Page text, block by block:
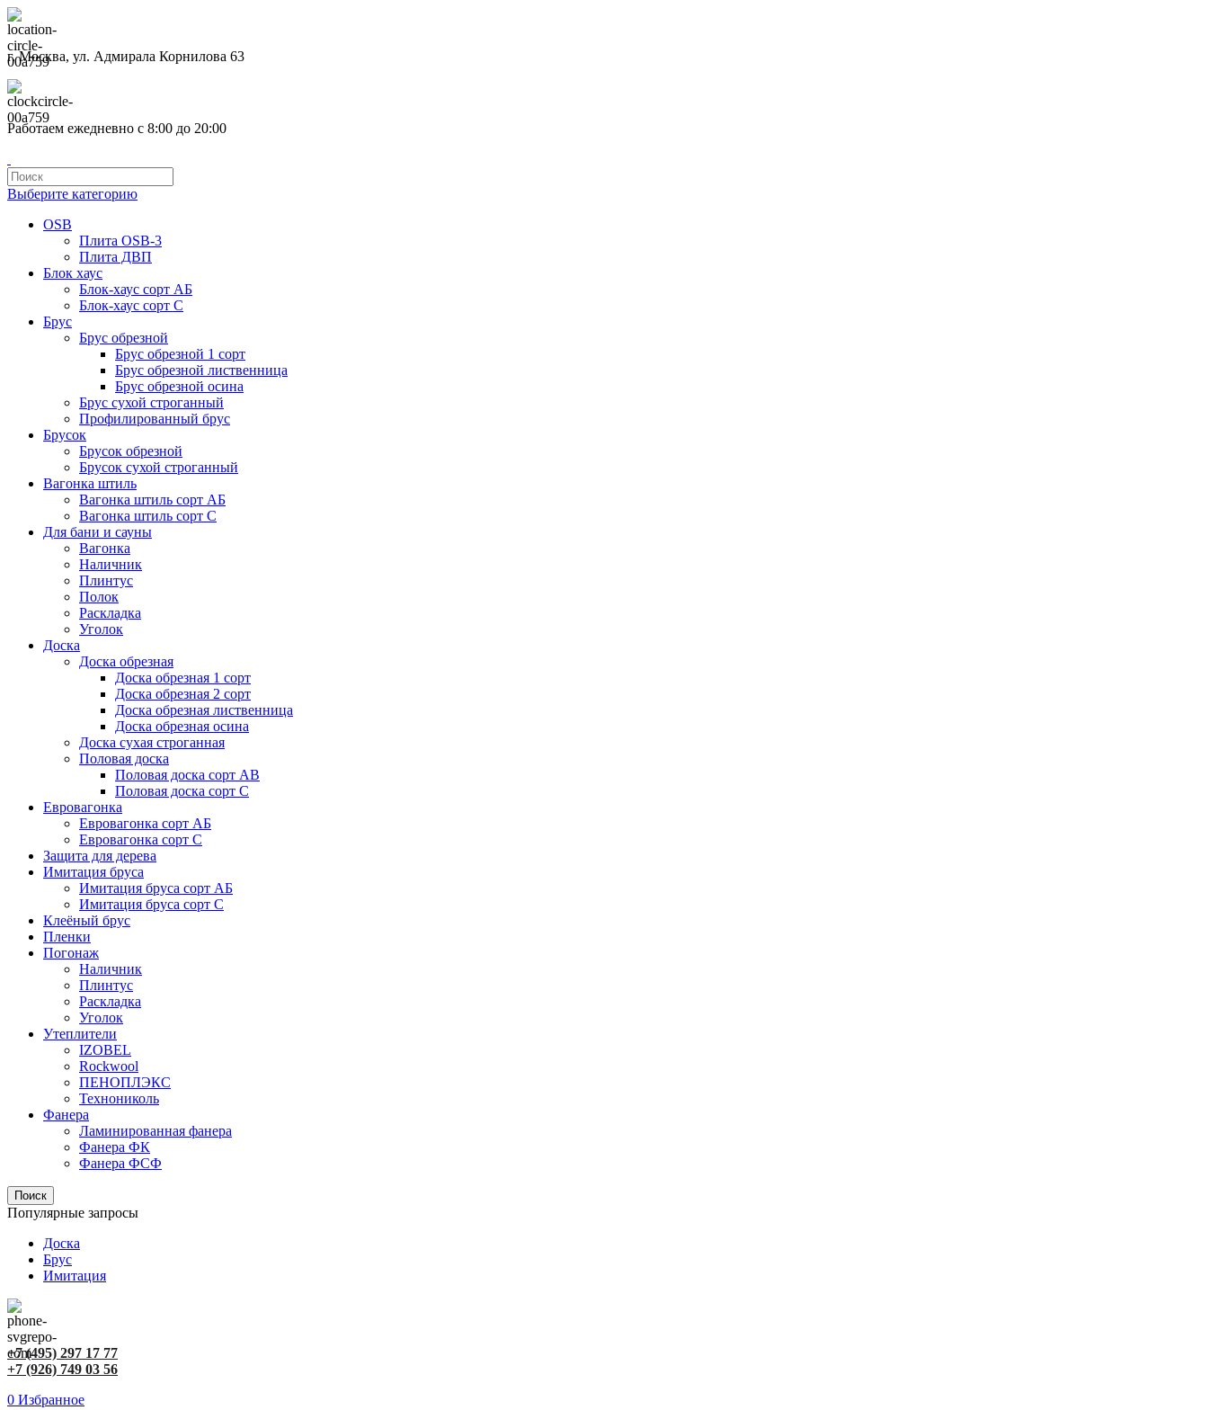
г. Москва, ул. Адмирала Корнилова 63
Работаем ежедневно с 8:00 до 20:00
Выберите категорию
OSB
Плита OSB-3
Плита ДВП
Блок хаус
Блок-хаус сорт АБ
Блок-хаус сорт С
Брус
Брус обрезной
Брус обрезной 1 сорт
Брус обрезной лиственница
Брус обрезной осина
Брус сухой строганный
Профилированный брус
Брусок
Брусок обрезной
Брусок сухой строганный
Вагонка штиль
Вагонка штиль сорт АБ
Вагонка штиль сорт С
Для бани и сауны
Вагонка
Наличник
Плинтус
Полок
Раскладка
Уголок
Доска
Доска обрезная
Доска обрезная 1 сорт
Доска обрезная 2 сорт
Доска обрезная лиственница
Доска обрезная осина
Доска сухая строганная
Половая доска
Половая доска сорт АВ
Половая доска сорт С
Евровагонка
Евровагонка сорт АБ
Евровагонка сорт С
Защита для дерева
Имитация бруса
Имитация бруса сорт АБ
Имитация бруса сорт С
Клеёный брус
Пленки
Погонаж
Наличник
Плинтус
Раскладка
Уголок
Утеплители
IZOBEL
Rockwool
ПЕНОПЛЭКС
Технониколь
Фанера
Ламинированная фанера
Фанера ФК
Фанера ФСФ
Поиск
Популярные запросы
Доска
Брус
Имитация
+7 (495) 297 17 77
+7 (926) 749 03 56
0 Избранное